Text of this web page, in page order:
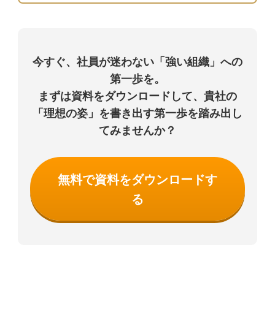
今すぐ、社員が迷わない「強い組織」への
第一歩を。
まずは資料をダウンロードして、貴社の
「理想の姿」を書き出す第一歩を踏み出し
てみませんか？
無料で資料をダウンロードす
る